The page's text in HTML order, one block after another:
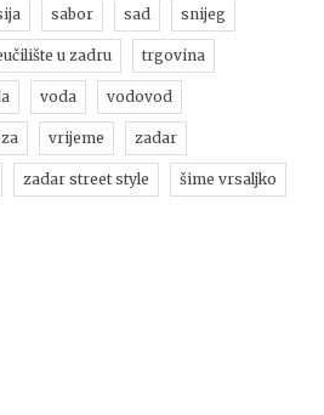
sabor sad snijeg
u zadru trgovina
voda vodovod
vrijeme zadar
zadar street style šime vrsaljko